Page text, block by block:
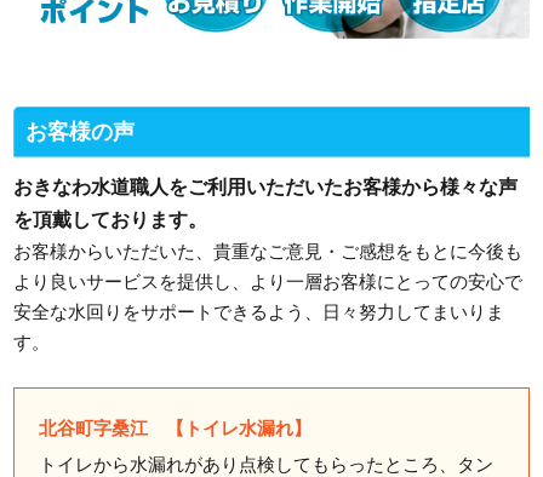
お客様の声
おきなわ水道職人をご利用いただいたお客様から様々な声
を頂戴しております。
お客様からいただいた、貴重なご意見・ご感想をもとに今後も
より良いサービスを提供し、より一層お客様にとっての安心で
安全な水回りをサポートできるよう、日々努力してまいりま
す。
北谷町字桑江 【トイレ水漏れ】
トイレから水漏れがあり点検してもらったところ、タン